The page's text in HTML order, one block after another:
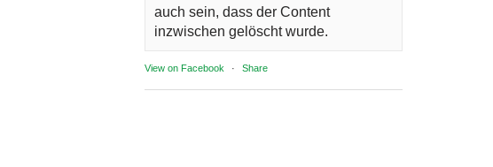
auch sein, dass der Content
inzwischen gelöscht wurde.
View on Facebook · Share